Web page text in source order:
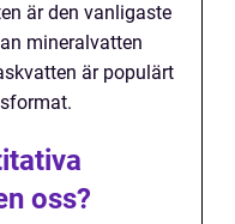
är den vanligaste
mineralvatten
är populärt
oss?